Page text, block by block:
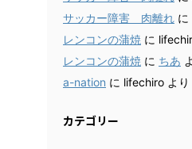
サッカー障害 肉離れ に
レンコンの蒲焼 に
レンコンの蒲焼 に ちあ
a-nation に lifechiro より
カテゴリー